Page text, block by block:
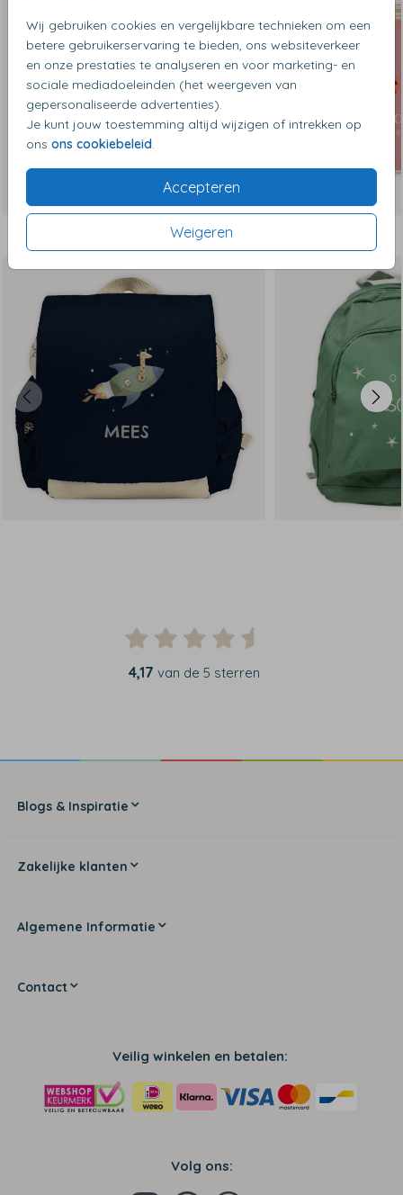
Wij gebruiken cookies en vergelijkbare technieken om een
betere gebruikerservaring te bieden, ons websiteverkeer
en onze prestaties te analyseren en voor marketing- en
sociale mediadoeleinden (het weergeven van
gepersonaliseerde advertenties).
Je kunt jouw toestemming altijd wijzigen of intrekken op
ons ons cookiebeleid
Accepteren
Weigeren
Dit vind je misschien ook leuk
4,17 van de 5 sterren
Blogs & Inspiratie
Zakelijke klanten
Algemene Informatie
Contact
Veilig winkelen en betalen:
Volg ons: